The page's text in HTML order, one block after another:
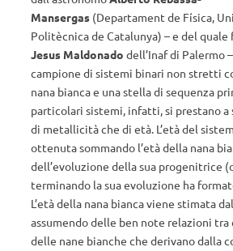
Mansergas (Departament de Física,
Politècnica de Catalunya) – e del quale
Jesus Maldonado dell’Inaf di Palermo
campione di sistemi binari non stretti
nana bianca e una stella di sequenza
particolari sistemi, infatti, si prestano a
di metallicità che di età. L’età del
ottenuta sommando l’età della nana
dell’evoluzione della sua progenitrice
terminando la sua evoluzione ha
L’età della nana bianca viene stimata
assumendo delle ben note relazioni
delle nane bianche che derivano dalla